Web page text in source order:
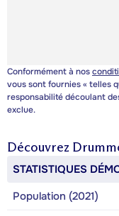
Conformément à nos
vous sont fournies « telles
responsabilité découlant
exclue.
Découvrez
STATISTIQUES
Population (2021)